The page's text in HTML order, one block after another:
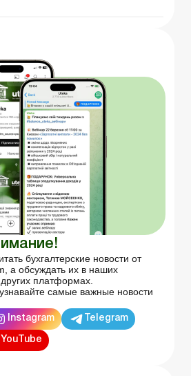
бухгалтерские новости от
а обсуждать их в наших
платформах.
самые важные новости
Instagram Telegram
YouTube